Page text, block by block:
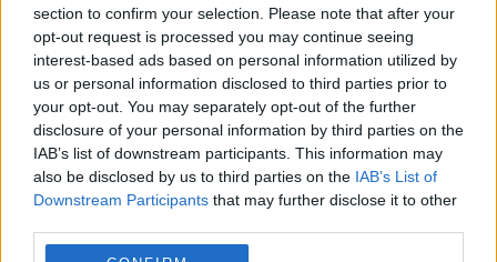
section to confirm your selection. Please note that after your
opt-out request is processed you may continue seeing
interest-based ads based on personal information utilized by
us or personal information disclosed to third parties prior to
your opt-out. You may separately opt-out of the further
disclosure of your personal information by third parties on the
IAB’s list of downstream participants. This information may
also be disclosed by us to third parties on the IAB’s List of
Downstream Participants that may further disclose it to other
SPORT
Universitatea Craiova - Petrolul Ploiești, 4-0.
Victorie fără emoții pentru olteni, oaspeții nu